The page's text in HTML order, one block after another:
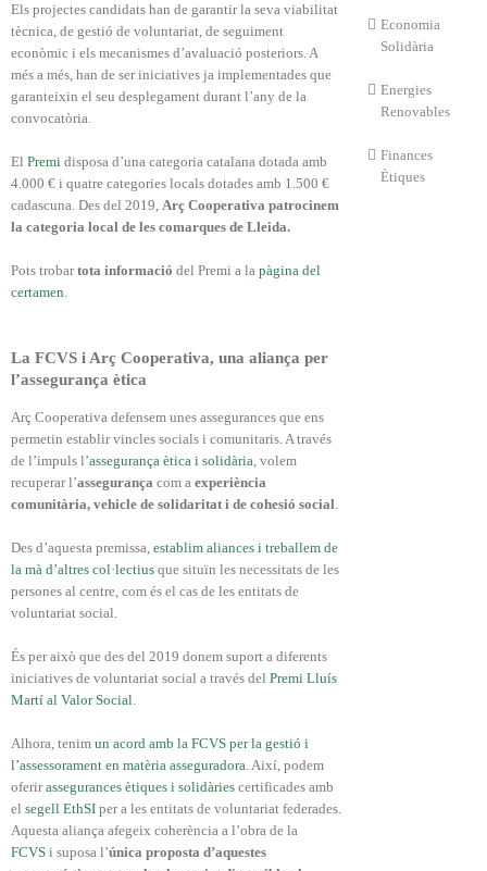
Els projectes candidats han de garantir la seva viabilitat
tècnica, de gestió de voluntariat, de seguiment
econòmic i els mecanismes d’avaluació posteriors. A
més a més, han de ser iniciatives ja implementades que
garanteixin el seu desplegament durant l’any de la
convocatòria.
El Premi disposa d’una categoria catalana dotada amb
4.000 € i quatre categories locals dotades amb 1.500 €
cadascuna. Des del 2019, Arç Cooperativa patrocinem
la categoria local de les comarques de Lleida.
Pots trobartota informació del Premi a la pàgina del
certamen.
La FCVS i Arç Cooperativa, una aliança per
l’assegurança ètica
Arç Cooperativa defensem unes assegurances que ens
permetin establir vincles socials i comunitaris. A través
de l’impuls l’assegurança ètica i solidària, volem
recuperar l’assegurança com a experiència
comunitària, vehicle de solidaritat i de cohesió social.
Des d’aquesta premissa, establim aliances i treballem de
la mà d’altres col·lectius que situïn les necessitats de les
persones al centre, com és el cas de les entitats de
voluntariat social.
És per això que des del 2019 donem suport a diferents
iniciatives de voluntariat social a través del Premi Lluís
Martí al Valor Social.
Alhora, tenim un acord amb la FCVS per la gestió i
l’assessorament en matèria asseguradora. Així, podem
oferirassegurances ètiques i solidàries certificades amb
el segell EthSI per a les entitats de voluntariat federades.
Aquesta aliança afegeix coherència a l’obra de la
FCVS i suposa l’única proposta d’aquestes
Economia
Solidària
Energies
Renovables
Finances
Ètiques